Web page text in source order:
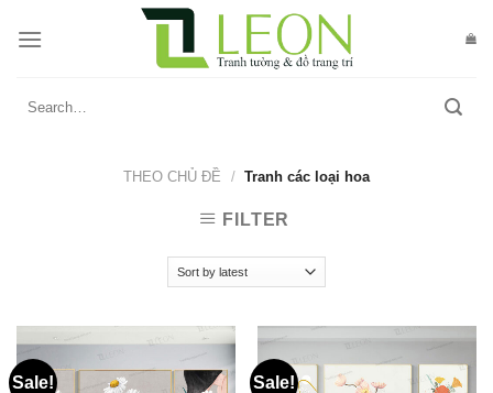
Search
THEO CHỦ ĐỀ / Tranh các loại hoa
FILTER
Sale! Sale!